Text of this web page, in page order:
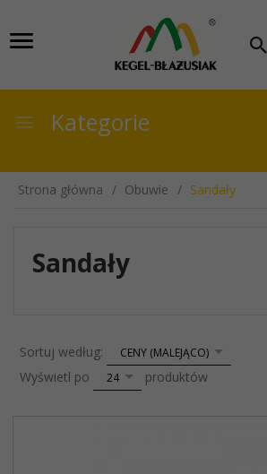
Kategorie
Strona główna Obuwie Sandały
Sandały
Sortuj według: sortCENY (MALEJĄCO)
Wyświetl po pop24 produktów